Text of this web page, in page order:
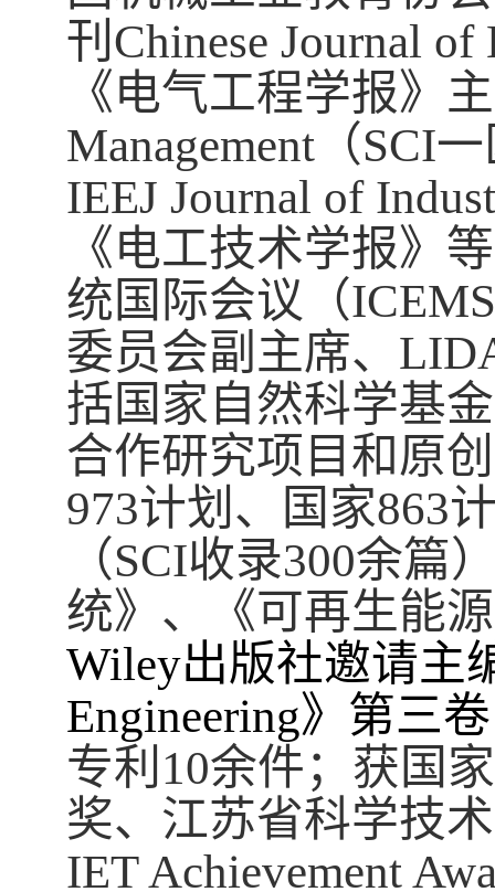
刊 Chinese Journal
《电气工程学报》
Management （SCI
IEEJ Journal of
《电工技术学报》等
统国际会议（
委员会副主席、
括国家自然科学基
合作研究项目和原
973计划、国家863
（SCI收录300余篇
统》、《可再生能
Wiley出版社邀请主
Engineering》第三
专利 10余件；获国
奖、江苏省科学技
IET Achievement